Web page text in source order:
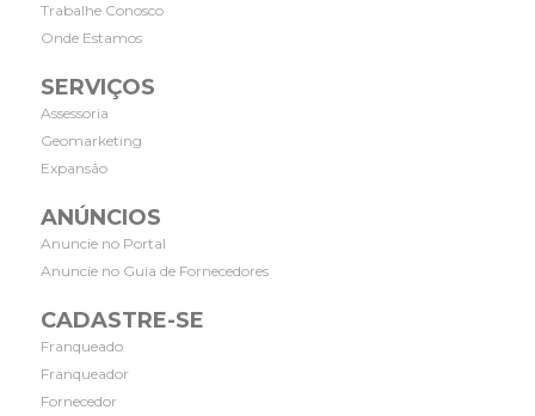
Trabalhe Conosco
Onde Estamos
SERVIÇOS
Assessoria
Geomarketing
Expansão
ANÚNCIOS
Anuncie no Portal
Anuncie no Guia de Fornecedores
CADASTRE-SE
Franqueado
Franqueador
Fornecedor